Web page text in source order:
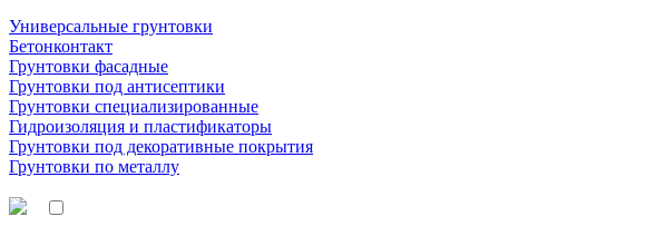
Универсальные грунтовки
Бетонконтакт
Грунтовки фасадные
Грунтовки под антисептики
Грунтовки специализированные
Гидроизоляция и пластификаторы
Грунтовки под декоративные покрытия
Грунтовки по металлу